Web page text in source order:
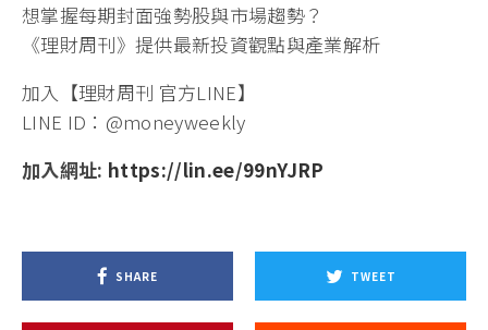
想掌握每期封面強勢股與市場趨勢？
《理財周刊》提供最新投資觀點與產業解析
加入【理財周刊 官方LINE】
LINE ID：@moneyweekly
加入網址: https://lin.ee/99nYJRP
SHARE TWEET